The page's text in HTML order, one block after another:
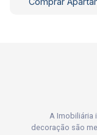
A Imobiliária
decoração são